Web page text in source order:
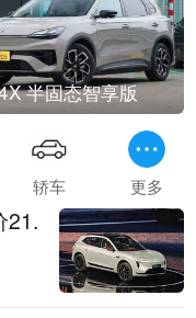
半固态智享版
轿车 更多
21.